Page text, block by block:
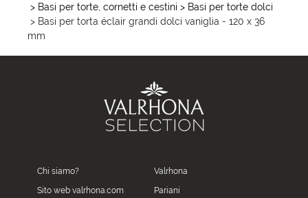
> Basi per torte, cornetti e cestini > Basi per torte dolci
> Basi per torta éclair grandi dolci vaniglia - 120 x 36
mm
Chi siamo?
Sito web valrhona.com
Valrhona
Pariani